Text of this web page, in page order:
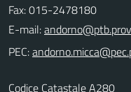
Fax: 015-2478180
E-mail:
PEC:
Codice Catastale A280